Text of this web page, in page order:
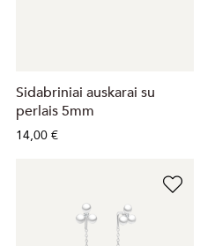
Sidabriniai auskarai su
perlais 5mm
14,00 €